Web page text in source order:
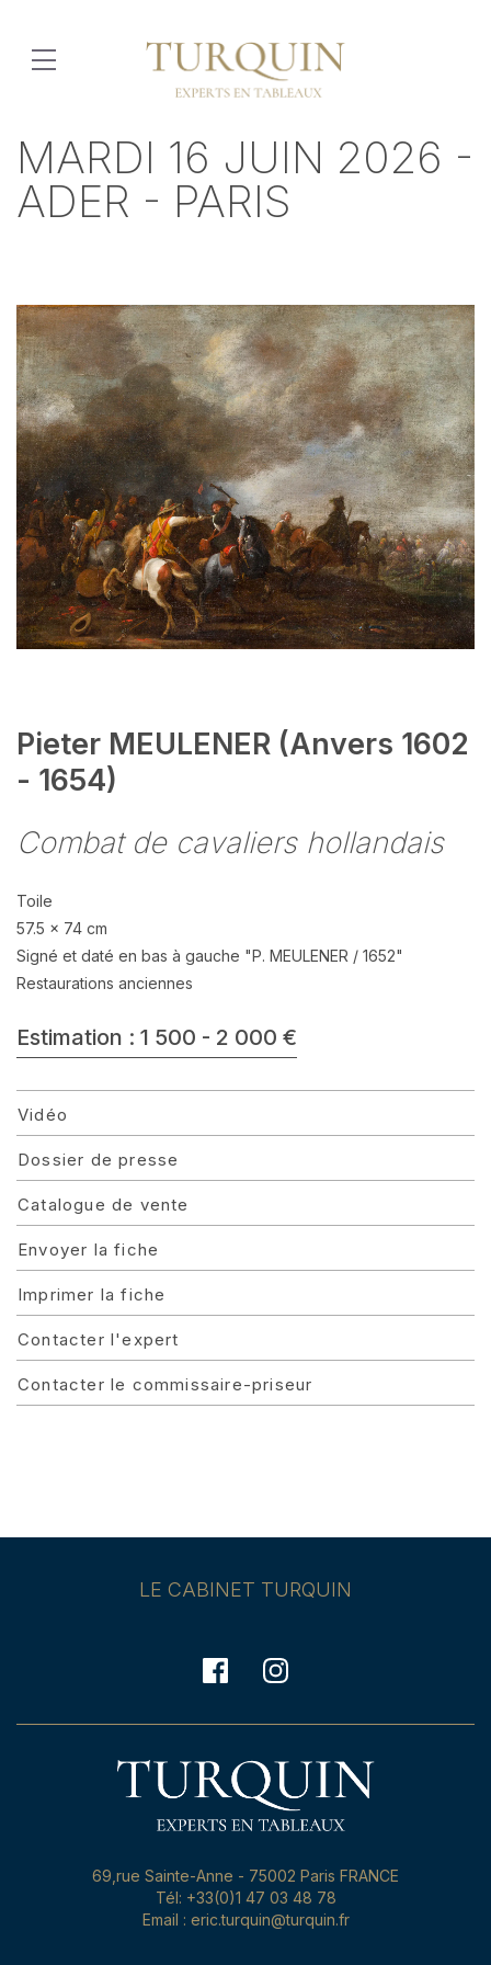
MARDI 16 JUIN 2026 -
ADER - PARIS
Pieter MEULENER (Anvers 1602
- 1654)
Combat de cavaliers hollandais
Toile
57.5 x 74 cm
Signé et daté en bas à gauche "P. MEULENER / 1652"
Restaurations anciennes
Estimation : 1 500 - 2 000 €
Vidéo
Dossier de presse
Catalogue de vente
Envoyer la fiche
Imprimer la fiche
Contacter l'expert
Contacter le commissaire-priseur
LE CABINET TURQUIN
69,rue Sainte-Anne - 75002 Paris FRANCE
Tél: +33(0)1 47 03 48 78
Email : eric.turquin@turquin.fr